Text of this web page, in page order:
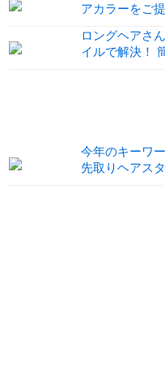
アカラーをご
ロングヘアさ
イルで解決！
今年のキーワ
先取りヘアス